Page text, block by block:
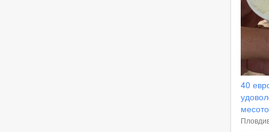
40